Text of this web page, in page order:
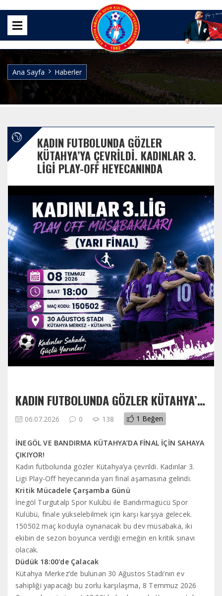
Ana Sayfa Haberler
KADIN FUTBOLUNDA GÖZLER
KÜTAHYA’YA ÇEVRILDI. KADINLAR 3.
LIGI PLAY-OFF HEYECANINDA
KADIN FUTBOLUNDA GÖZLER KÜTAHYA’YA ÇEVRILDI. KADINLAR 3. LIGI PLAY-OFF HEYECANINDA
06.07.2026 0 138 1 Beğen
İNEGÖL VE BANDIRMA KÜTAHYA’DA FİNAL İÇİN SAHAYA
ÇIKIYOR!
Kadın futbolunda gözler Kütahya’ya çevrildi. Kadınlar 3.
Ligi Play-Off heyecanında yarı final aşamasına gelindi.
Kritik Mücadele Çarşamba Günü
İnegöl Turgutalp Spor Kulübü ile Bandırmagücü Spor
Kulübü, finale yükselebilmek için karşı karşıya gelecek.
150502 maç koduyla oynanacak bu dev müsabaka, iki
ekibin de sezon boyunca verdiği emeğin en kritik sınavı
olacak.
Düdük 18:00'de Çalacak
Kütahya Merkez’de bulunan 30 Ağustos Stadı’nın ev
sahipliği yapacağı bu zorlu karşılaşma, 8 Temmuz 2026